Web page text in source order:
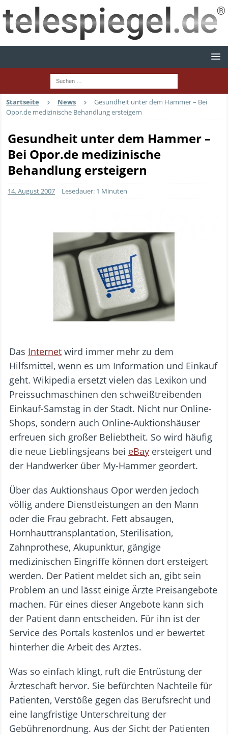
Startseite News
Gesundheit unter dem Hammer – Bei
Opor.de medizinische Behandlung ersteigern
Gesundheit unter dem Hammer –
Bei Opor.de medizinische
Behandlung ersteigern
14. August 2007 Lesedauer: 1 Minuten
Das Internet wird immer mehr zu dem
Hilfsmittel, wenn es um Information und Einkauf
geht. Wikipedia ersetzt vielen das Lexikon und
Preissuchmaschinen den schweißtreibenden
Einkauf-Samstag in der Stadt. Nicht nur Online-
Shops, sondern auch Online-Auktionshäuser
erfreuen sich großer Beliebtheit. So wird häufig
die neue Lieblingsjeans bei eBay ersteigert und
der Handwerker über My-Hammer geordert.
Über das Auktionshaus Opor werden jedoch
völlig andere Dienstleistungen an den Mann
oder die Frau gebracht. Fett absaugen,
Hornhauttransplantation, Sterilisation,
Zahnprothese, Akupunktur, gängige
medizinischen Eingriffe können dort ersteigert
werden. Der Patient meldet sich an, gibt sein
Problem an und lässt einige Ärzte Preisangebote
machen. Für eines dieser Angebote kann sich
der Patient dann entscheiden. Für ihn ist der
Service des Portals kostenlos und er bewertet
hinterher die Arbeit des Arztes.
Was so einfach klingt, ruft die Entrüstung der
Ärzteschaft hervor. Sie befürchten Nachteile für
Patienten, Verstöße gegen das Berufsrecht und
eine langfristige Unterschreitung der
Gebührenordnung. Aus der Sicht der Patienten